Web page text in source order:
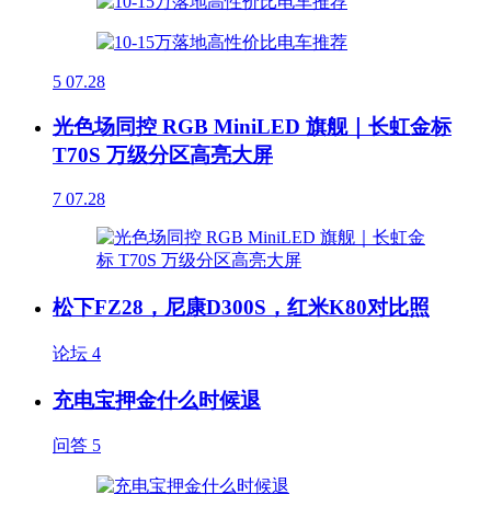
5 07.28
光色场同控 RGB MiniLED 旗舰｜长虹金标
T70S 万级分区高亮大屏
7 07.28
松下FZ28，尼康D300S，红米K80对比照
论坛 4
充电宝押金什么时候退
问答 5